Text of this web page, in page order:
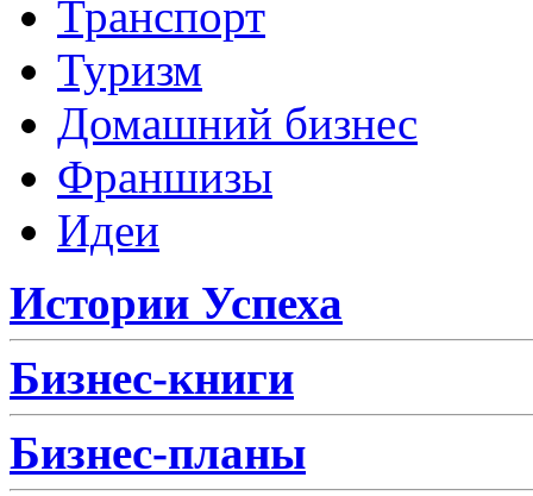
Транспорт
Туризм
Домашний бизнес
Франшизы
Идеи
Истории Успеха
Бизнес-книги
Бизнес-планы